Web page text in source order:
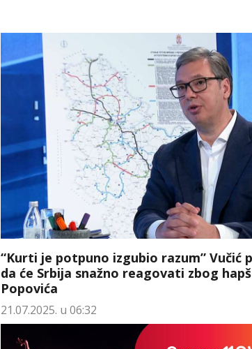
“Kurti je potpuno izgubio razum” Vučić
da će Srbija snažno reagovati zbog
Popovića
21.07.2025. u 06:32